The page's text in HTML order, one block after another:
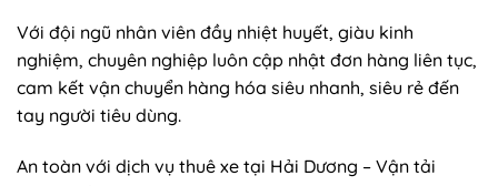
Với đội ngũ nhân viên đầy nhiệt huyết, giàu kinh
nghiệm, chuyên nghiệp luôn cập nhật đơn hàng liên tục,
cam kết vận chuyển hàng hóa siêu nhanh, siêu rẻ đến
tay người tiêu dùng.
An toàn với dịch vụ thuê xe tại Hải Dương – Vận tải